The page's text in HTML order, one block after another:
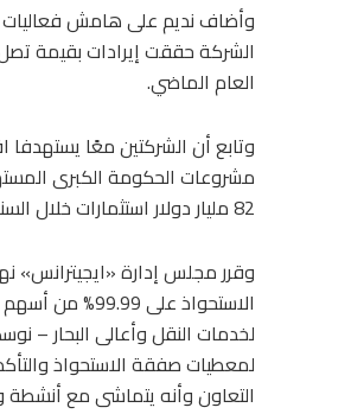
وأضاف نديم على هامش فعاليات
العام الماضي.
وتابع أن الشركتين معًا
مشروعات الحكومة الكبرى
82 مليار دولار استثمارات خلال السنوات الخمس المقبلة.
وقرر مجلس إدارة «ايجيترانس»
الاستحواذ على
لخدمات النقل وأعالى البحار –
لمعطيات صفقة الاستحواذ
التعاون وأنه يتماشى مع أنشطة